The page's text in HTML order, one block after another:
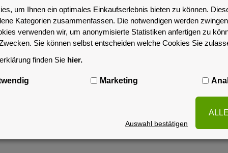
w/ IPMI integrated w/ Intel QuickAssist w/ VROC Support NVIDIA vGPU
um Ihnen ein optimales Einkaufserlebnis bieten zu können.
Kategorien zusammenfassen. Die notwendigen werden
verwenden wir, um anonymisierte Statistiken anfertigen zu
Sie können selbst entscheiden welche Cookies Sie
finden Sie hier.
Marketing
Auswahl bestätigen